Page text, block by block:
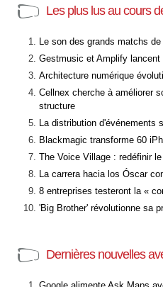
Les plus lus au cours
Le son des grands matchs
Gestmusic et Amplify
Architecture numérique
Cellnex cherche à améliorer
structure
La distribution d'événements
Blackmagic transforme 60
The Voice Village : redéfinir
La carrera hacia los Óscar
8 entreprises testeront la «
'Big Brother' révolutionne sa
Dernières nouvelles